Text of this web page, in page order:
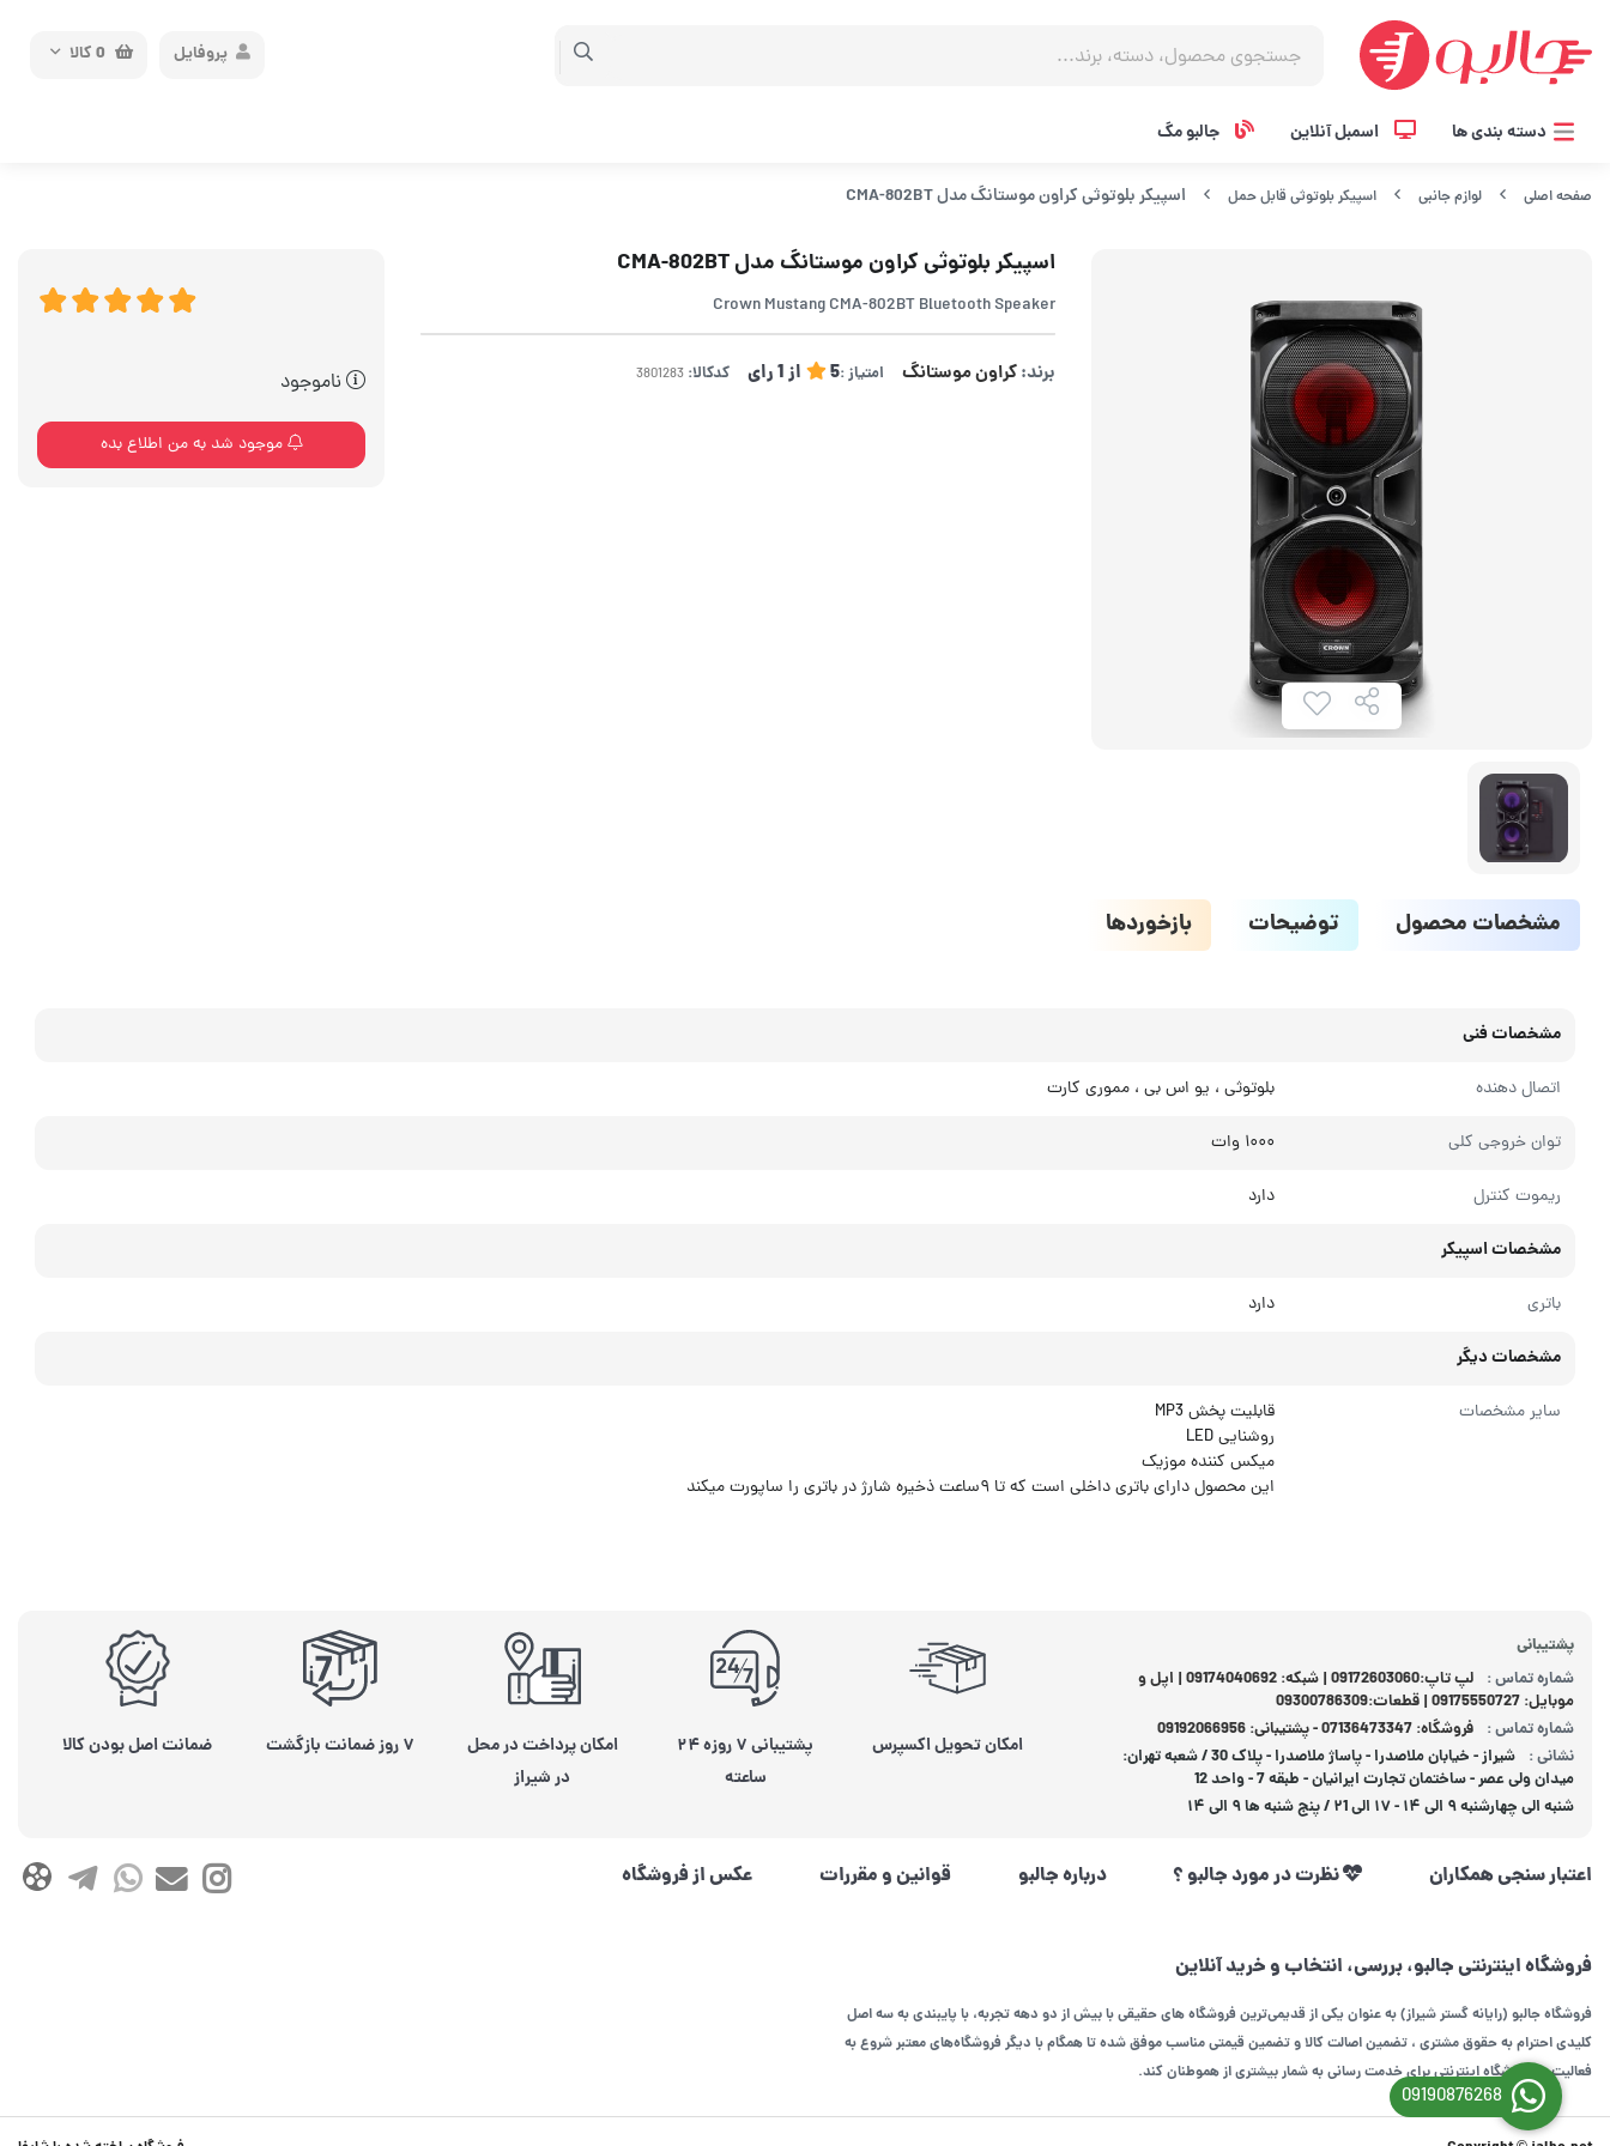
0کالا پروفایل
دسته بندی ها اسمبل آنلاین جالبو مگ
صفحه اصلی لوازم جانبی اسپیکر بلوتوثی قابل حمل اسپیکر بلوتوثی کراون موستانگ مدل CMA-802BT
اسپیکر بلوتوثی کراون موستانگ مدل CMA-802BT
Crown Mustang CMA-802BT Bluetooth Speaker
برند:کراون موستانگ امتیاز :5 از1رای کدکالا: ناموجود
موجود شد به من اطلاع بده
مشخصات محصول توضیحات بازخوردها
مشخصات فنی
اتصال دهنده بلوتوثی ، یو اس بی ، مموری کارت
توان خروجی کلی ۱۰۰۰ وات
ریموت کنترل دارد
مشخصات اسپیکر
باتری دارد
مشخصات دیگر
سایر مشخصات
قابلیت پخش MP3
روشنایی LED
میکس کننده موزیک
این محصول دارای باتری داخلی است که تا ۹ساعت ذخیره شارژ در باتری را ساپورت میکند
پشتیبانی
شماره تماس :
لپ تاپ:09172603060 | شبکه: 09174040692 | اپل و
موبایل: 09175550727 | قطعات:09300786309
شماره تماس : فروشگاه: 07136473347 - پشتیبانی: 09192066956
نشانی :
شیراز - خیابان ملاصدرا - پاساژ ملاصدرا - پلاک 30 / شعبه تهران:
میدان ولی عصر - ساختمان تجارت ایرانیان - طبقه 7 - واحد 12
شنبه الی چهارشنبه ۹ الی ۱۴ - ۱۷ الی ۲1 / پنج شنبه ها ۹ الی ۱۴
امکان تحویل اکسپرس
پشتیبانی ۷ روزه ۲۴
ساعته
امکان پرداخت در محل
در شیراز
۷ روز ضمانت بازگشت ضمانت اصل بودن کالا
اعتبار سنجی همکاران نظرت در مورد جالبو ؟ درباره جالبو قوانین و مقررات عکس از فروشگاه
فروشگاه اینترنتی جالبو، بررسی، انتخاب و خرید آنلاین
فروشگاه جالبو (رایانه گستر شیراز) به عنوان یکی از قدیمی‌ترین فروشگاه های حقیقی با بیش از دو دهه تجربه، با پایبندی به سه اصل
کلیدی احترام به حقوق مشتری ، تضمین اصالت کالا و تضمین قیمتی مناسب موفق شده تا همگام با دیگر فروشگاه‌های معتبر شروع به
فعالیت در فروشگاه اینترنتی برای خدمت رسانی به شمار بیشتری از هموطنان کند.
09190876268